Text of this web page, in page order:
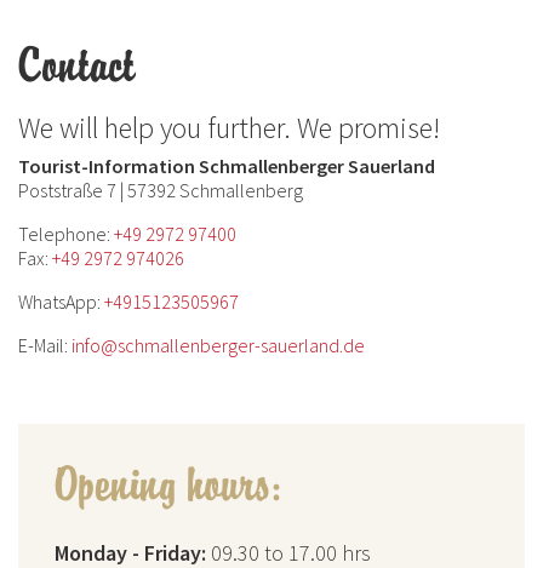
Contact
We will help you further. We promise!
Tourist-Information Schmallenberger Sauerland
Poststraße 7 | 57392 Schmallenberg
Telephone: +49 2972 97400
Fax: +49 2972 974026
WhatsApp: +4915123505967
E-Mail: info@schmallenberger-sauerland.de
Opening hours:
Monday - Friday: 09.30 to 17.00 hrs